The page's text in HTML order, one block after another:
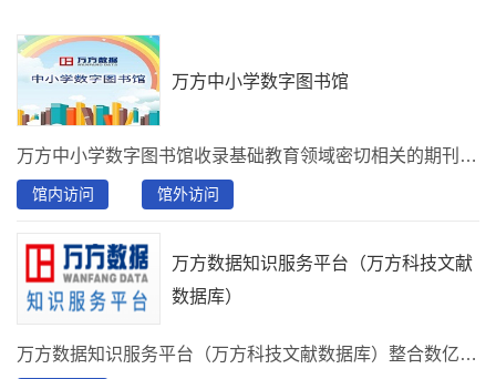
万方中小学数字图书馆
万方中小学数字图书馆收录基础教育领域密切相关的期刊、绘本、视频、微课、科普视界等十多种资源。
馆内访问 馆外访问
万方数据知识服务平台（万方科技文献
数据库）
万方数据知识服务平台（万方科技文献数据库）整合数亿条优质学术资源，集成期刊、学位、会议、科技报告、专利、视频等十余种资源类型，提供海量资源的一站式检索发现。